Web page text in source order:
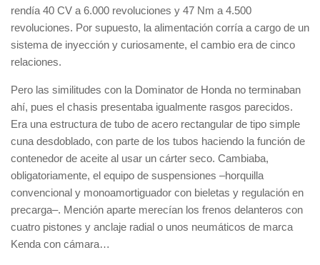
rendía 40 CV a 6.000 revoluciones y 47 Nm a 4.500
revoluciones. Por supuesto, la alimentación corría a cargo de un
sistema de inyección y curiosamente, el cambio era de cinco
relaciones.
Pero las similitudes con la Dominator de Honda no terminaban
ahí, pues el chasis presentaba igualmente rasgos parecidos.
Era una estructura de tubo de acero rectangular de tipo simple
cuna desdoblado, con parte de los tubos haciendo la función de
contenedor de aceite al usar un cárter seco. Cambiaba,
obligatoriamente, el equipo de suspensiones –horquilla
convencional y monoamortiguador con bieletas y regulación en
precarga–. Mención aparte merecían los frenos delanteros con
cuatro pistones y anclaje radial o unos neumáticos de marca
Kenda con cámara…